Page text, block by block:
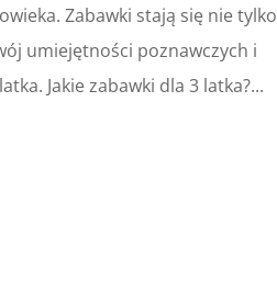
Zabawki stają się nie tylko
umiejętności poznawczych i
Jakie zabawki dla 3 latka?...